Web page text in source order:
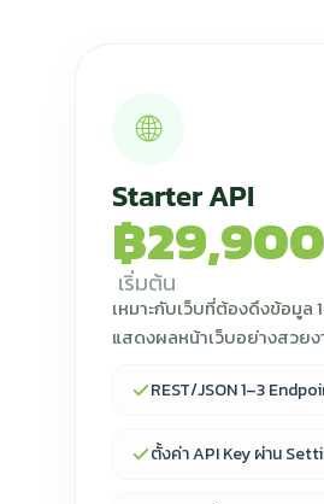
🌐
Starter API
฿29,900
เริ่มต้น
เหมาะกับเว็บที่ต้องดึงข้อมูล
แสดงผลหน้าเว็บอย่างสวยง
REST/JSON 1–3
ตั้งค่า API Key ผ่าน